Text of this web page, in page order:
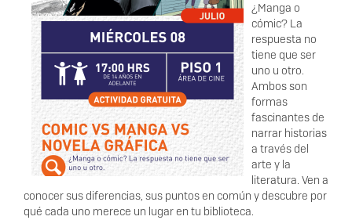
¿Manga o
cómic? La
respuesta no
tiene que ser
uno u otro.
Ambos son
formas
fascinantes de
narrar historias
a través del
arte y la
literatura. Ven a
conocer sus diferencias, sus puntos en común y descubre por
qué cada uno merece un lugar en tu biblioteca.